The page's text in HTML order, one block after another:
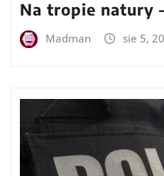
Na tropie natury
Madman sie 5,